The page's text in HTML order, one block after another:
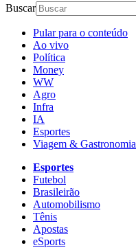
Buscar
Pular para o conteúdo
Ao vivo
Política
Money
WW
Agro
Infra
IA
Esportes
Viagem & Gastronomia
Esportes
Futebol
Brasileirão
Automobilismo
Tênis
Apostas
eSports